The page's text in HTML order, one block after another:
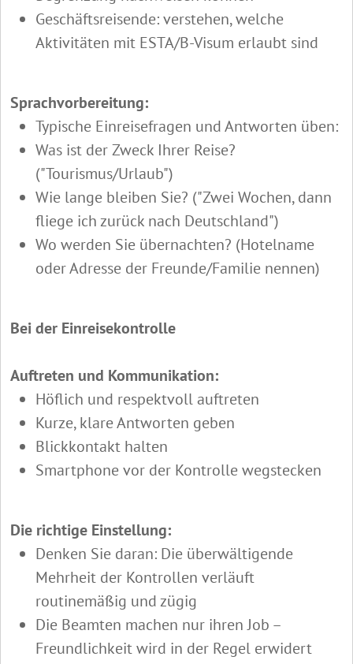
Geschäftsreisende: verstehen, welche
Aktivitäten mit ESTA/B-Visum erlaubt sind
Sprachvorbereitung:
Typische Einreisefragen und Antworten üben:
Was ist der Zweck Ihrer Reise?
("Tourismus/Urlaub")
Wie lange bleiben Sie? ("Zwei Wochen, dann
fliege ich zurück nach Deutschland")
Wo werden Sie übernachten? (Hotelname
oder Adresse der Freunde/Familie nennen)
Bei der Einreisekontrolle
Auftreten und Kommunikation:
Höflich und respektvoll auftreten
Kurze, klare Antworten geben
Blickkontakt halten
Smartphone vor der Kontrolle wegstecken
Die richtige Einstellung:
Denken Sie daran: Die überwältigende
Mehrheit der Kontrollen verläuft
routinemäßig und zügig
Die Beamten machen nur ihren Job –
Freundlichkeit wird in der Regel erwidert